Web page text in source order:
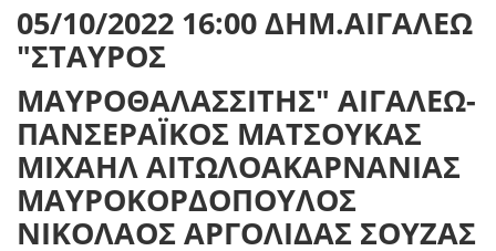
05/10/2022 16:00 ΔΗΜ.ΑΙΓΑΛΕΩ
"ΣΤΑΥΡΟΣ
ΜΑΥΡΟΘΑΛΑΣΣΙΤΗΣ" ΑΙΓΑΛΕΩ-
ΠΑΝΣΕΡΑΪΚΟΣ ΜΑΤΣΟΥΚΑΣ
ΜΙΧΑΗΛ ΑΙΤΩΛΟΑΚΑΡΝΑΝΙΑΣ
ΜΑΥΡΟΚΟΡΔΟΠΟΥΛΟΣ
ΝΙΚΟΛΑΟΣ ΑΡΓΟΛΙΔΑΣ ΣΟΥΖΑΣ